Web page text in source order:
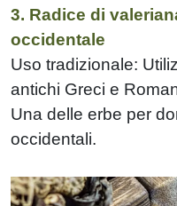
3. Radice di
occidentale
Uso tradizionale:
antichi Greci e
Una delle erbe per
occidentali.